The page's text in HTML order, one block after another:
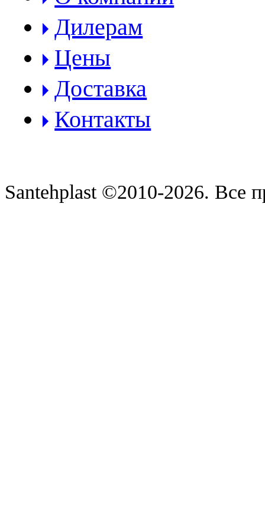
Дилерам
Цены
Доставка
Контакты
Santehplast ©2010-2026. Все